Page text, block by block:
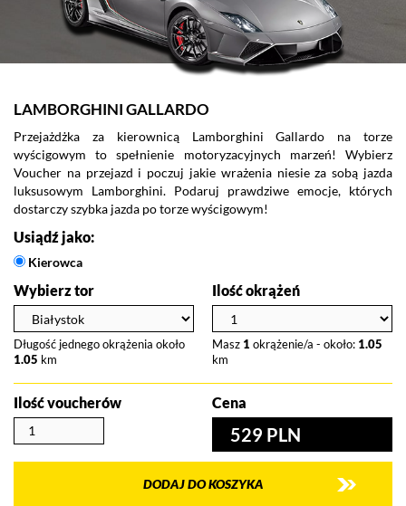
LAMBORGHINI GALLARDO
Przejażdżka za kierownicą Lamborghini Gallardo na torze
wyścigowym to spełnienie motoryzacyjnych marzeń! Wybierz
Voucher na przejazd i poczuj jakie wrażenia niesie za sobą jazda
luksusowym Lamborghini. Podaruj prawdziwe emocje, których
dostarczy szybka jazda po torze wyścigowym!
Usiądź jako:
Kierowca
Wybierz tor
Długość jednego okrążenia około
1.05 km
Ilość okrążeń
Masz 1 okrążenie/a - około: 1.05
km
Ilość voucherów Cena
529 PLN
DODAJ DO KOSZYKA